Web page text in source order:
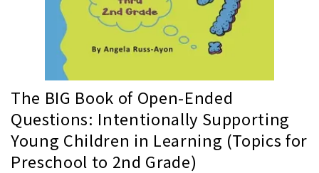
The BIG Book of Open-Ended
Questions: Intentionally Supporting
Young Children in Learning (Topics for
Preschool to 2nd Grade)